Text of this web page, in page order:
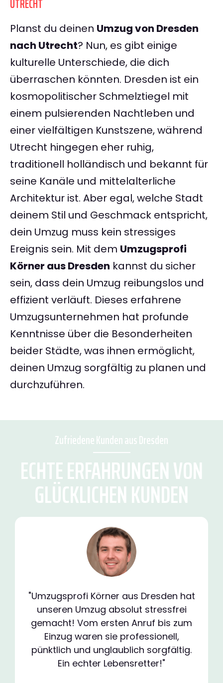
UTRECHT
Planst du deinen Umzug von Dresden
nach Utrecht? Nun, es gibt einige
kulturelle Unterschiede, die dich
überraschen könnten. Dresden ist ein
kosmopolitischer Schmelztiegel mit
einem pulsierenden Nachtleben und
einer vielfältigen Kunstszene, während
Utrecht hingegen eher ruhig,
traditionell holländisch und bekannt für
seine Kanäle und mittelalterliche
Architektur ist. Aber egal, welche Stadt
deinem Stil und Geschmack entspricht,
dein Umzug muss kein stressiges
Ereignis sein. Mit dem Umzugsprofi
Körner aus Dresden kannst du sicher
sein, dass dein Umzug reibungslos und
effizient verläuft. Dieses erfahrene
Umzugsunternehmen hat profunde
Kenntnisse über die Besonderheiten
beider Städte, was ihnen ermöglicht,
deinen Umzug sorgfältig zu planen und
durchzuführen.
Zufriedene Kunden aus Dresden
ECHTE ERFAHRUNGEN VON
GLÜCKLICHEN KUNDEN
"Umzugsprofi Körner aus Dresden hat
unseren Umzug absolut stressfrei
gemacht! Vom ersten Anruf bis zum
Einzug waren sie professionell,
pünktlich und unglaublich sorgfältig.
Ein echter Lebensretter!"